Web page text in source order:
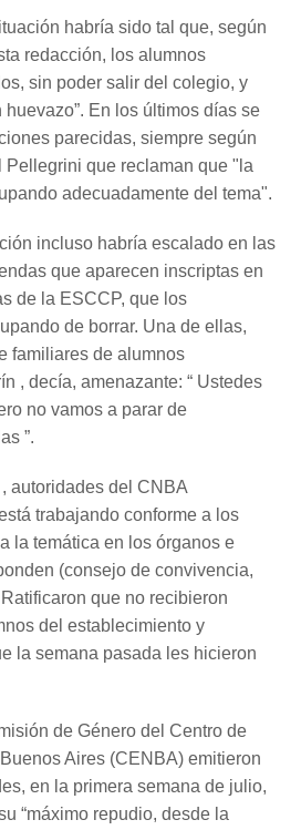
habría sido tal que, según
redacción, los alumnos
sin poder salir del colegio, y
En los últimos días se
parecidas, siempre según
que reclaman que "la
adecuadamente del tema".
incluso habría escalado en las
que aparecen inscriptas en
de la ESCCP, que los
de borrar. Una de ellas,
familiares de alumnos
, decía, amenazante: “ Ustedes
no vamos a parar de
”.
autoridades del CNBA
trabajando conforme a los
la temática en los órganos e
(consejo de convivencia,
que no recibieron
del establecimiento y
la semana pasada les hicieron
de Género del Centro de
Aires (CENBA) emitieron
en la primera semana de julio,
“máximo repudio, desde la